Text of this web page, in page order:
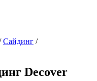
Сайдинг /
Decover